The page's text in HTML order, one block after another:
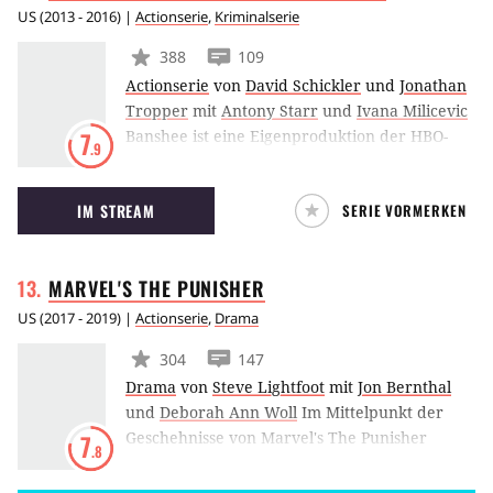
das Schicksal der gesamten Menschheit auf
US(2013 - 2016) | Actionserie, Kriminalserie
7.9
388
109
Actionserie von David Schickler und Jonathan
Tropper mit Antony Starr und Ivana Milicevic
Banshee ist eine Eigenproduktion der HBO-
Meisterdieb Lucas Hood die Identität eines
Sheriffs in dem kleinen Amisch-Städtchen
namens Banshee an.
IM STREAM SERIE VORMERKEN
MARVEL'S THE PUNISHER
US(2017 - 2019) | Actionserie, Drama
7.8
304
147
Drama von Steve Lightfoot mit Jon Bernthal
und Deborah Ann Woll Im Mittelpunkt der
Geschehnisse von Marvel's The Punisher
verkörperte Frank Castle, besser bekannt als